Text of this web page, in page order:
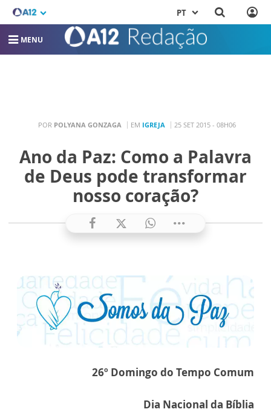
PT
MENU
POR POLYANA GONZAGA EM IGREJA 25 SET 2015 - 08H06
Ano da Paz: Como a Palavra
de Deus pode transformar
nosso coração?
26º Domingo do Tempo Comum
Dia Nacional da Bíblia